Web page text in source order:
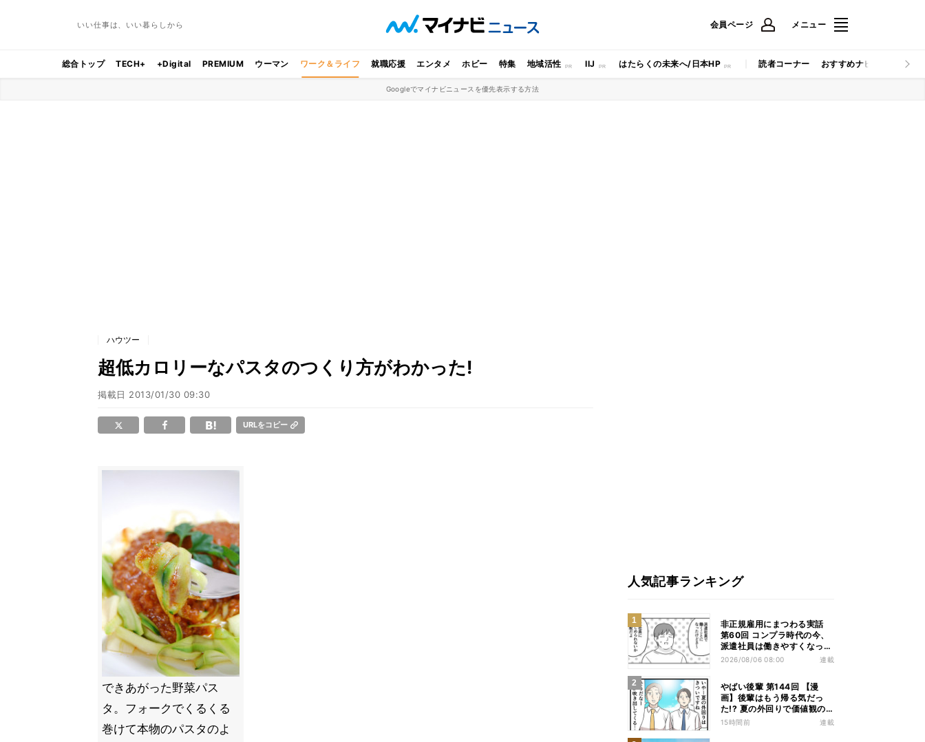
いい仕事は、いい暮らしから 会員ページ メニュー
総合トップ TECH+ +Digital PREMIUM ウーマン ワーク＆ライフ 就職応援 エンタメ ホビー 特集 地域活性 IIJ はたらくの未来へ/日本HP 読者コーナー おすすめナビ マイナビ
Googleでマイナビニュースを優先表示する方法
ハウツー
超低カロリーなパスタのつくり方がわかった!
掲載日 2013/01/30 09:30
URLをコピー
できあがった野菜パス
タ。フォークでくるくる
巻けて本物のパスタのよ
人気記事ランキング
非正規雇用にまつわる実話
第60回 コンプラ時代の今、
派遣社員は働きやすくなっ
た?
2026/08/06 08:00 連載
やばい後輩 第144回 【漫
画】後輩はもう帰る気だっ
た!? 夏の外回りで価値観の
違いを実感
15時間前 連載